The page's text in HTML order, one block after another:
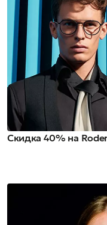
Скидка 40% на